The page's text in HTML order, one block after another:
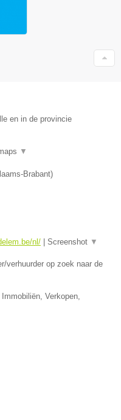
en in de provincie
▼
Brabant)
nl/ Screenshot ▼
verhuurder op zoek naar de
Verkopen,